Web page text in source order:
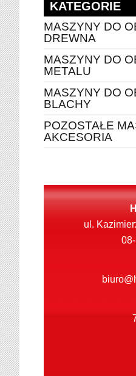
KATEGORIE
MASZYNY DO
DREWNA
MASZYNY DO
METALU
MASZYNY DO
BLACHY
POZOSTAŁE
AKCESORIA
ul.